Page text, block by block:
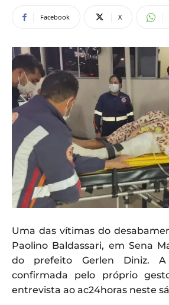
Facebook X
Uma das vítimas do
Paolino Baldassari, em Sena
do prefeito Gerlen Diniz.
confirmada pelo próprio
entrevista ao ac24horas neste